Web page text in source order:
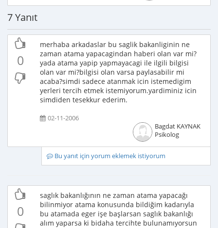
7 Yanıt
0
merhaba arkadaslar bu saglik bakanliginin ne
zaman atama yapacagindan haberi olan var mi?
yada atama yapip yapmayacagi ile ilgili bilgisi
olan var mi?bilgisi olan varsa paylasabilir mi
acaba?simdi sadece atanmak icin istemedigim
yerleri tercih etmek istemiyorum.yardiminiz icin
simdiden tesekkur ederim.
02-11-2006
Bagdat KAYNAK
Psikolog
Bu yanıt için yorum eklemek istiyorum
0
saglık bakanlığının ne zaman atama yapacağı
bilinmiyor atama konusunda bildiğim kadarıyla
bu atamada eger işe başlarsan saglık bakanlığı
alım yaparsa ki bidaha tercihte bulunamıyorsun